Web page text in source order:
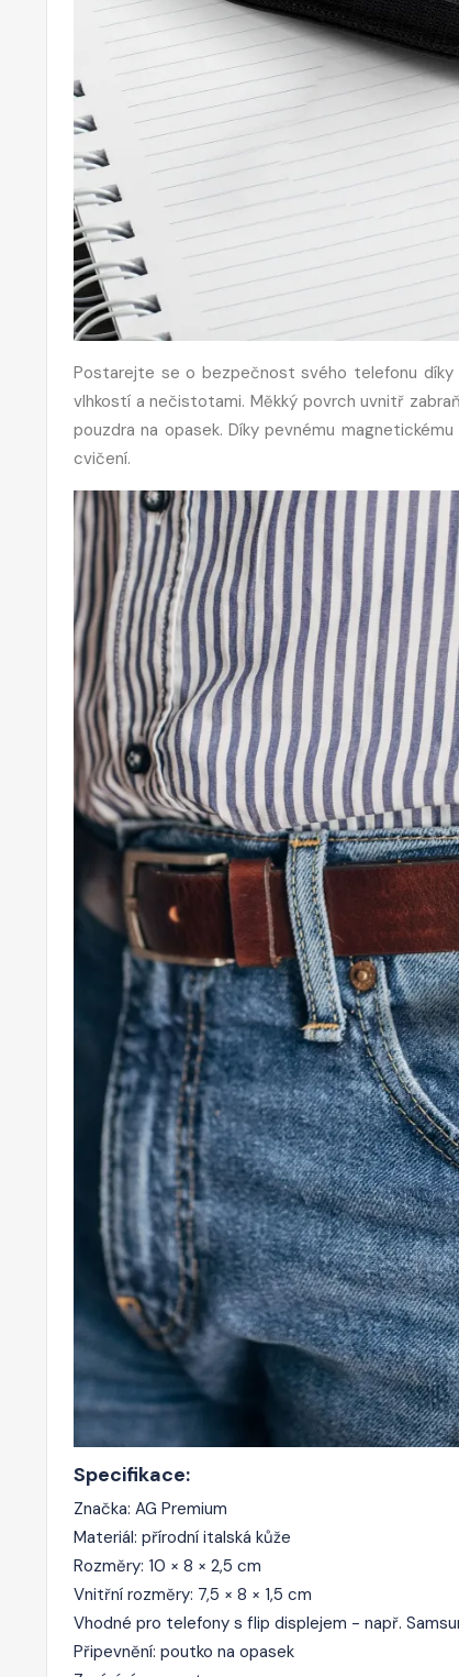
Postarejte se o bezpečnost svého telefonu díky
vlhkostí a nečistotami. Měkký povrch uvnitř
pouzdra na opasek. Díky pevnému
cvičení.
Specifikace:
Značka: AG Premium
Materiál: přírodní italská kůže
Rozměry: 10 × 8 × 2,5 cm
Vnitřní rozměry: 7,5 × 8 × 1,5 cm
Vhodné pro telefony s flip displejem - např.
Připevnění: poutko na opasek